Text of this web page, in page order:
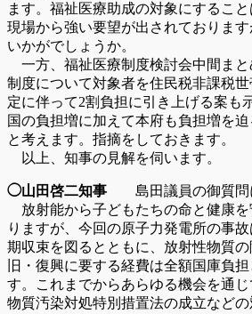
ます。福祉医療助成の対象にするこ
現場から強い要望が出されております
いかがでしょうか。
一方、福祉医療制度検討会中間ま
制度について対象者を住民税非課税
定に伴って2割負担に引き上げる案も
国の負担増に加えて本府も負担増を
と考えます。指摘をしておきます。
以上、知事の見解を伺います。
◯山田啓二知事 島田議員の御質問
放射能から子どもたちの命と健康を
りますが、今回の原子力発電所の事
期収束を図るとともに、放射性物質
旧・復興に要する経費は全額国庫負
す。これまでからあらゆる機会を通
物質汚染対処特別措置法の成立など